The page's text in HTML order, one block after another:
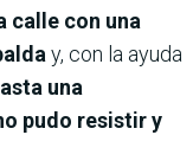
calle con una
y, con la ayuda
una
pudo resistir y